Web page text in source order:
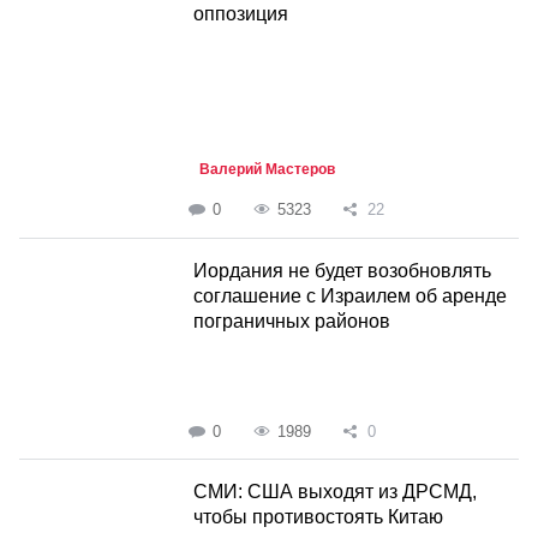
оппозиция
Валерий Мастеров
0 5323 22
Иордания не будет возобновлять
соглашение с Израилем об аренде
пограничных районов
0 1989 0
СМИ: США выходят из ДРСМД,
чтобы противостоять Китаю